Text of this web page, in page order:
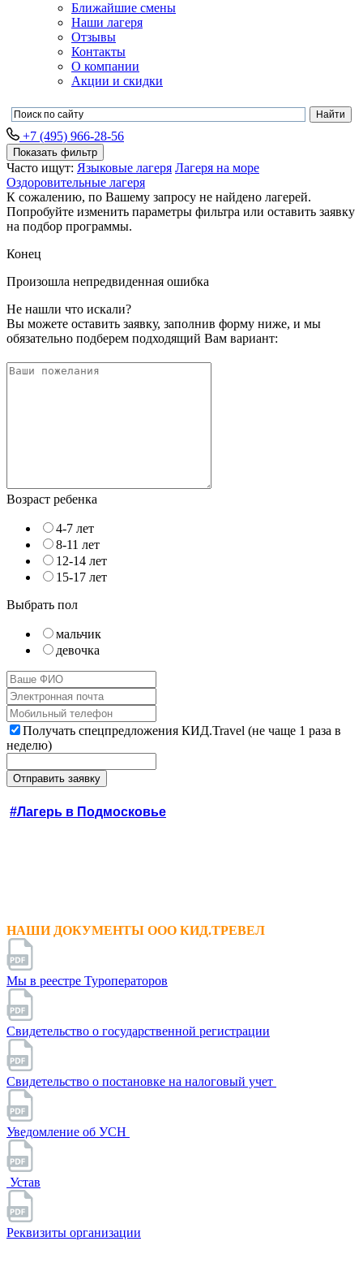
Ближайшие смены
Наши лагеря
Отзывы
Контакты
О компании
Акции и скидки
+7 (495) 966-28-56
Показать фильтр
Часто ищут: Языковые лагеря Лагеря на море
Оздоровительные лагеря
К сожалению, по Вашему запросу не найдено лагерей.
Попробуйте изменить параметры фильтра или оставить заявку
на подбор программы.
Конец
Произошла непредвиденная ошибка
Не нашли что искали?
Вы можете оставить заявку, заполнив форму ниже, и мы
обязательно подберем подходящий Вам вариант:
Возраст ребенка
4-7 лет
8-11 лет
12-14 лет
15-17 лет
Выбрать пол
мальчик
девочка
Получать спецпредложения КИД.Travel (не чаще 1 раза в
неделю)
#Лагерь в Подмосковье
НАШИ ДОКУМЕНТЫ ООО КИД.ТРЕВЕЛ
Мы в реестре Туроператоров
Свидетельство о государственной регистрации
Свидетельство о постановке на налоговый учет
Уведомление об УСН
Устав
Реквизиты организации